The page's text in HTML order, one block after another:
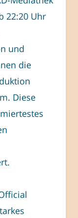
22:20 Uhr
und
die
Diese